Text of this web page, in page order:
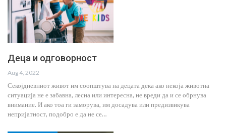
Деца и одговорност
Aug 4, 2022
Секојдневниот живот им соопштува на децата дека ако некоја животна
ситуација не е забавна, лесна или интересна, не вреди да и се обрнува
внимание. И ако тоа ги заморува, им досадува или предизвикува
непријатност, подобро е да не се…